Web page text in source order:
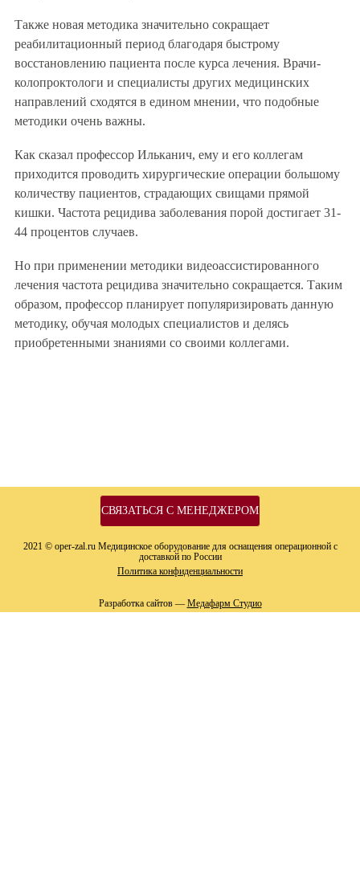
Также новая методика значительно сокращает
реабилитационный период благодаря быстрому
восстановлению пациента после курса лечения. Врачи-
колопроктологи и специалисты других медицинских
направлений сходятся в едином мнении, что подобные
методики очень важны.
Как сказал профессор Ильканич, ему и его коллегам
приходится проводить хирургические операции большому
количеству пациентов, страдающих свищами прямой
кишки. Частота рецидива заболевания порой достигает 31-
44 процентов случаев.
Но при применении методики видеоассистированного
лечения частота рецидива значительно сокращается. Таким
образом, профессор планирует популяризировать данную
методику, обучая молодых специалистов и делясь
приобретенными знаниями со своими коллегами.
СВЯЗАТЬСЯ С МЕНЕДЖЕРОМ
2021 © oper-zal.ru Медицинское оборудование для оснащения операционной с
доставкой по России
Политика конфиденциальности
Разработка сайтов — Медафарм Студио